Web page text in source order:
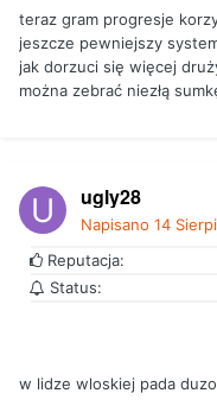
teraz gram progresje
jeszcze pewniejszy
jak dorzuci się więcej
można zebrać niezłą
ugly28
Napisano 14
Reputacja:
Status:
w lidze wloskiej pada